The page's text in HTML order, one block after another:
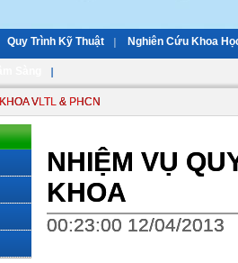
Quy Trình Kỹ Thuật Nghiên Cứu Khoa
KHOA VLTL & PHCN
NHIỆM VỤ
KHOA
00:23:00 12/04/2013